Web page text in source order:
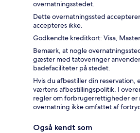
overnatningsstedet.
Dette overnatningssted
accepteres ikke.
Godkendte kreditkort: Visa,
Bemærk, at nogle
gæster med tatoveringer
badefaciliteter på stedet.
Hvis du afbestiller din
værtens afbestillingspolitik. I
regler om forbrugerrettigheder er
overnatning ikke omfattet af
Også kendt som